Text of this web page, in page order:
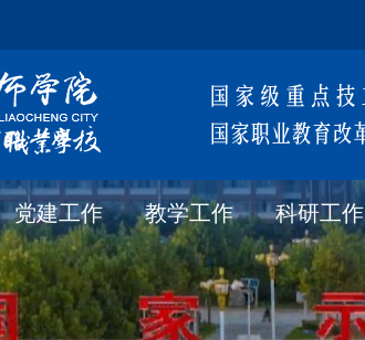
党建工作 教学工作 科研工作